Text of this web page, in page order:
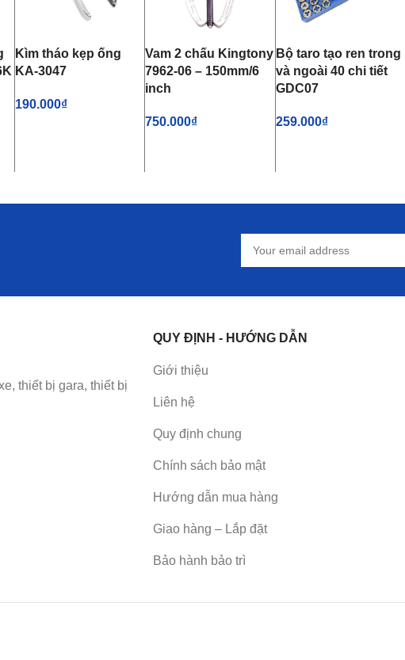
Kìm tháo kẹp ống
KA-3047
190.000₫
Vam 2 chấu Kingtony
7962-06 – 150mm/6
inch
750.000₫
Bộ taro tạo ren trong
và ngoài 40 chi tiết
GDC07
259.000₫
thiết bị gara, thiết bị
QUY ĐỊNH - HƯỚNG DẪN
Giới thiệu
Liên hệ
Quy định chung
Chính sách bảo mật
Hướng dẫn mua hàng
Giao hàng – Lắp đặt
Bảo hành bảo trì